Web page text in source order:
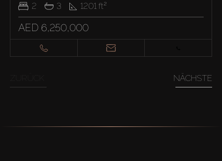
2
3 1201 ft²
AED 6,250,000
NÄCHSTE